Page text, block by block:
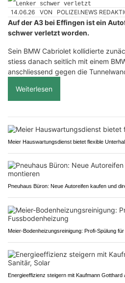
14.06.26 VON POLIZEI.NEWS
Auf der A3 bei Effingen ist ein
schwer verletzt worden.
Sein BMW Cabriolet kollidierte
stiess danach seitlich mit einem
anschliessend gegen die
Weiterlesen
Meier Hauswartungsdienst bietet flexible
Pneuhaus Büron: Neue Autoreifen kaufen und
Meier-Bodenheizungsreinigung: Profi-Spülung
Energieeffizienz steigern mit Kaufmann Gotthard